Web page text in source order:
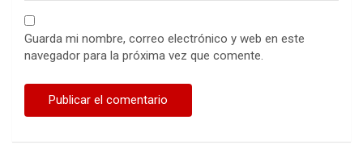
Guarda mi nombre, correo electrónico y web en este
navegador para la próxima vez que comente.